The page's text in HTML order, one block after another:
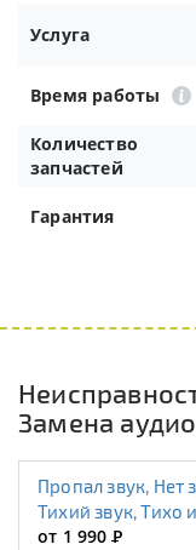
Услуга
Время работы
Количество
запчастей
Гарантия
Замена
Пропал звук, Нет
Тихий звук, Тихо
от 1 990Р